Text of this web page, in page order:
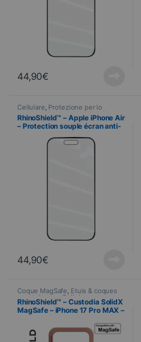
44,90€
Cellulare Protezione per lo
schermo, RhinoShield Telefonia,
Vetri temperati
RhinoShield™ – Apple iPhone Air
– Protection souple écran anti-
+ Applicateur
44,90€
Coque MagSafe, Étuis & coques
smartphones, Cellulare
RhinoShield,Telefonia
RhinoShield™ – Custodia SolidX
MagSafe – iPhone 17 Pro MAX –